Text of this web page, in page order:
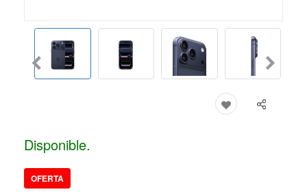
Disponible.
OFERTA